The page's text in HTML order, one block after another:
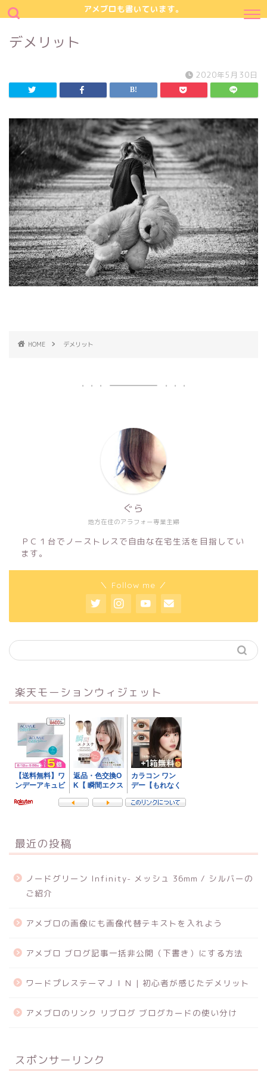
アメブロも書いています。
デメリット
2020年5月30日
HOME デメリット
地方在住のアラフォー専業主婦
ぐら
ＰＣ１台でノーストレスで自由な在宅生活を目指してい
ます。
＼ Follow me ／
楽天モーションウィジェット
最近の投稿
ノードグリーン Infinity- メッシュ 36mm / シルバーの
ご紹介
アメブロの画像にも画像代替テキストを入れよう
アメブロ ブログ記事一括非公開（下書き）にする方法
ワードプレステーマＪＩＮ | 初心者が感じたデメリット
アメブロのリンク リブログ ブログカードの使い分け
スポンサーリンク